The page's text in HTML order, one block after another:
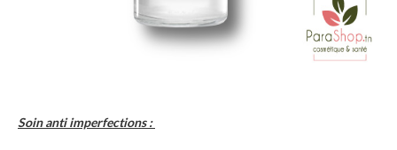
Soin anti imperfections :